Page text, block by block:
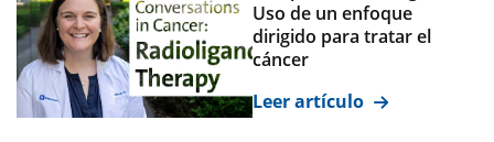
Uso de un enfoque
dirigido para tratar el
cáncer
Leer artículo